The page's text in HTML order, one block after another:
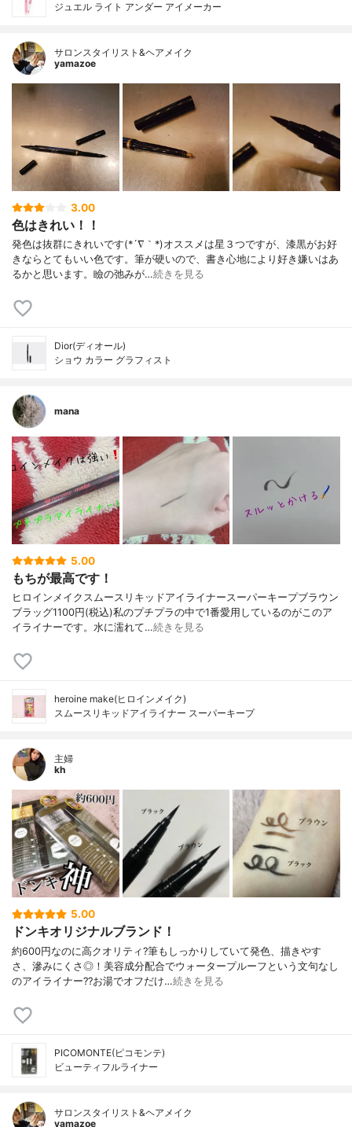
ジュエル ライト アンダー アイメーカー
サロンスタイリスト&ヘアメイク
yamazoe
3.00
色はきれい！！
発色は抜群にきれいです(*´∇｀*)オススメは星３つですが、漆黒がお好
きならとてもいい色です。筆が硬いので、書き心地により好き嫌いはあ
るかと思います。瞼の弛みが…続きを見る
Dior(ディオール)
ショウ カラー グラフィスト
mana
5.00
もちが最高です！
ヒロインメイクスムースリキッドアイライナースーパーキープブラウン
ブラッグ1100円(税込)私のプチプラの中で1番愛用しているのがこのア
イライナーです。水に濡れて…続きを見る
heroine make(ヒロインメイク)
スムースリキッドアイライナー スーパーキープ
主婦
kh
5.00
ドンキオリジナルブランド！
約600円なのに高クオリティ?筆もしっかりしていて発色、描きやす
さ、滲みにくさ◎！美容成分配合でウォータープルーフという文句なし
のアイライナー??お湯でオフだけ…続きを見る
PICOMONTE(ピコモンテ)
ビューティフルライナー
サロンスタイリスト&ヘアメイク
yamazoe